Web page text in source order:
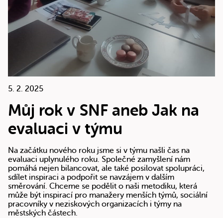
5. 2. 2025
Můj rok v SNF aneb Jak na
evaluaci v týmu
Na začátku nového roku jsme si v týmu našli čas na
evaluaci uplynulého roku. Společné zamyšlení nám
pomáhá nejen bilancovat, ale také posilovat spolupráci,
sdílet inspiraci a podpořit se navzájem v dalším
směrování. Chceme se podělit o naši metodiku, která
může být inspirací pro manažery menších týmů, sociální
pracovníky v neziskových organizacích i týmy na
městských částech.